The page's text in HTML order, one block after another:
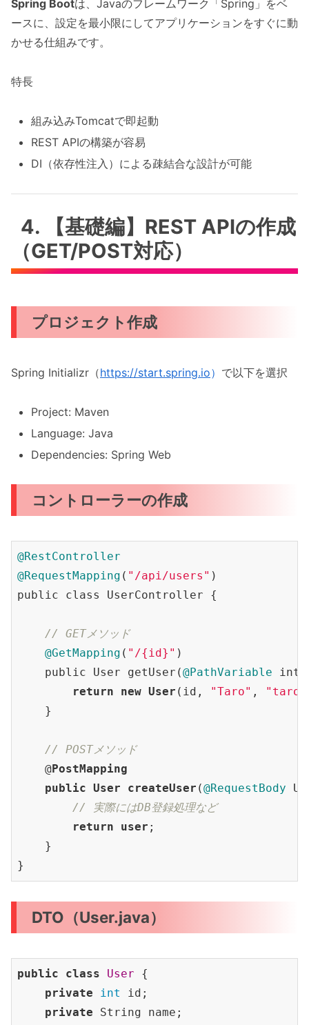
Spring Bootは、Javaのフレームワーク「Spring」をベ
ースに、設定を最小限にしてアプリケーションをすぐに動
かせる仕組みです。
特長
組み込みTomcatで即起動
REST APIの構築が容易
DI（依存性注入）による疎結合な設計が可能
4. 【基礎編】REST APIの作成
（GET/POST対応）
プロジェクト作成
Spring Initializr（https://start.spring.io） で以下を選択
Project: Maven
Language: Java
Dependencies: Spring Web
コントローラーの作成
@RestController
@RequestMapping ( "/api/users" )
public class UserController {
// GETメソッド
@GetMapping ( "/{id}" )
    public User getUser(
@PathVariable int
return
new User (id, "Taro" ,
    }
// POSTメソッド
    @
PostMapping
public User createUser (@RequestBody
// 実際にはDB登録処理など
return
user ;
    }
DTO（User.java）
public class User {
private
int
id;
private String name;